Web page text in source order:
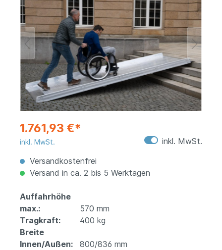
1.761,93 €*
inkl. MwSt.
inkl. MwSt.
Versandkostenfrei
Versand in ca. 2 bis 5 Werktagen
Auffahrhöhe
max.:
570 mm
Tragkraft:
400 kg
Breite
Innen/Außen:
800/836 mm